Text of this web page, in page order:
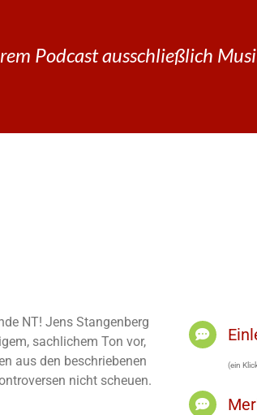
Podcast ausschließlich
NT! Jens Stangenberg
sachlichem Ton vor,
aus den beschriebenen
nicht scheuen.
(ein